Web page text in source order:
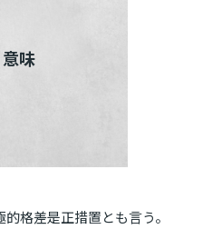
意味
格差是正措置とも言う。